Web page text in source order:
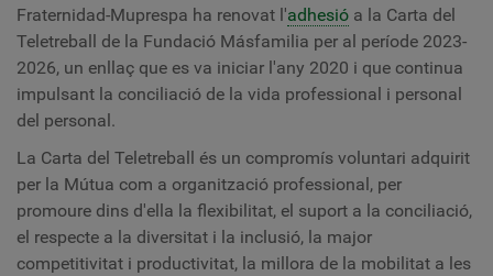
Fraternidad-Muprespa ha renovat l'adhesió a la Carta del
Teletreball de la Fundació Másfamilia per al període 2023-
2026, un enllaç que es va iniciar l'any 2020 i que continua
impulsant la conciliació de la vida professional i personal
del personal.
La Carta del Teletreball és un compromís voluntari adquirit
per la Mútua com a organització professional, per
promoure dins d'ella la flexibilitat, el suport a la conciliació,
el respecte a la diversitat i la inclusió, la major
competitivitat i productivitat, la millora de la mobilitat a les